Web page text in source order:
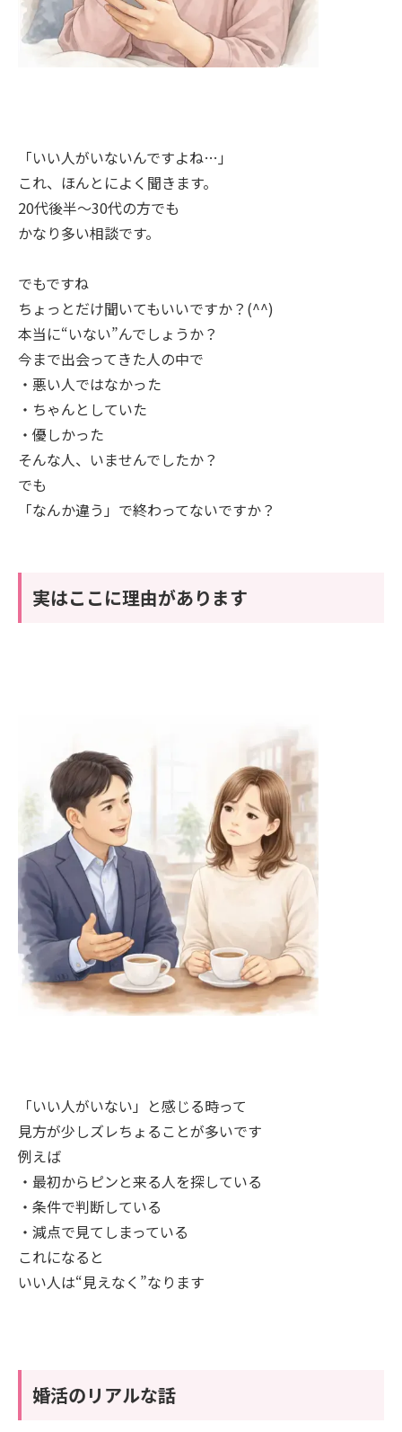
「いい人がいないんですよね…」
これ、ほんとによく聞きます。
20代後半〜30代の方でも
かなり多い相談です。
でもですね
ちょっとだけ聞いてもいいですか？(^^)
本当に“いない”んでしょうか？
今まで出会ってきた人の中で
・悪い人ではなかった
・ちゃんとしていた
・優しかった
そんな人、いませんでしたか？
でも
「なんか違う」で終わってないですか？
実はここに理由があります
「いい人がいない」と感じる時って
見方が少しズレちょることが多いです
例えば
・最初からピンと来る人を探している
・条件で判断している
・減点で見てしまっている
これになると
いい人は“見えなく”なります
婚活のリアルな話